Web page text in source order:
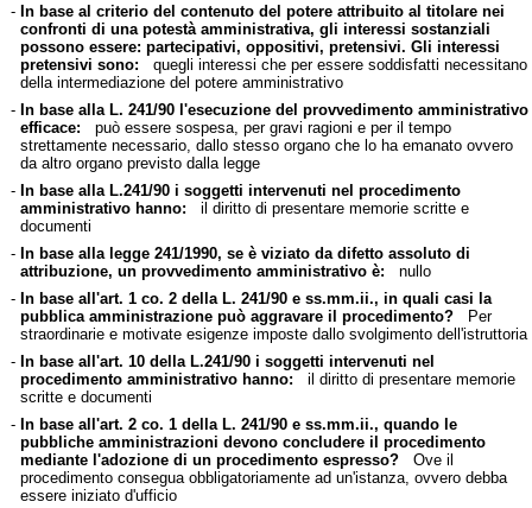
- In base al criterio del contenuto del potere attribuito al titolare nei
confronti di una potestà amministrativa, gli interessi sostanziali
possono essere: partecipativi, oppositivi, pretensivi. Gli interessi
pretensivi sono: quegli interessi che per essere soddisfatti necessitano
della intermediazione del potere amministrativo
- In base alla L. 241/90 l'esecuzione del provvedimento amministrativo
efficace: può essere sospesa, per gravi ragioni e per il tempo
strettamente necessario, dallo stesso organo che lo ha emanato ovvero
da altro organo previsto dalla legge
- In base alla L.241/90 i soggetti intervenuti nel procedimento
amministrativo hanno: il diritto di presentare memorie scritte e
documenti
- In base alla legge 241/1990, se è viziato da difetto assoluto di
attribuzione, un provvedimento amministrativo è: nullo
- In base all'art. 1 co. 2 della L. 241/90 e ss.mm.ii., in quali casi la
pubblica amministrazione può aggravare il procedimento?Per
straordinarie e motivate esigenze imposte dallo svolgimento dell'istruttoria
- In base all'art. 10 della L.241/90 i soggetti intervenuti nel
procedimento amministrativo hanno: il diritto di presentare memorie
scritte e documenti
- In base all'art. 2 co. 1 della L. 241/90 e ss.mm.ii., quando le
pubbliche amministrazioni devono concludere il procedimento
mediante l'adozione di un procedimento espresso?Ove il
procedimento consegua obbligatoriamente ad un'istanza, ovvero debba
essere iniziato d'ufficio